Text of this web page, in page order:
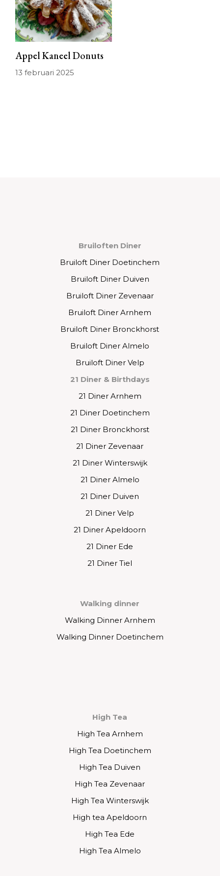
Appel Kaneel Donuts
13 februari 2025
Bruiloften Diner
Bruiloft Diner Doetinchem
Bruiloft Diner Duiven
Bruiloft Diner Zevenaar
Bruiloft Diner Arnhem
Bruiloft Diner Bronckhorst
Bruiloft Diner Almelo
Bruiloft Diner Velp
21 Diner & Birthdays
21 Diner Arnhem
21 Diner Doetinchem
21 Diner Bronckhorst
21 Diner Zevenaar
21 Diner Winterswijk
21 Diner Almelo
21 Diner Duiven
21 Diner Velp
21 Diner Apeldoorn
21 Diner Ede
21 Diner Tiel
Walking dinner
Walking Dinner Arnhem
Walking Dinner Doetinchem
High Tea
High Tea Arnhem
High Tea Doetinchem
High Tea Duiven
High Tea Zevenaar
High Tea Winterswijk
High tea Apeldoorn
High Tea Ede
High Tea Almelo